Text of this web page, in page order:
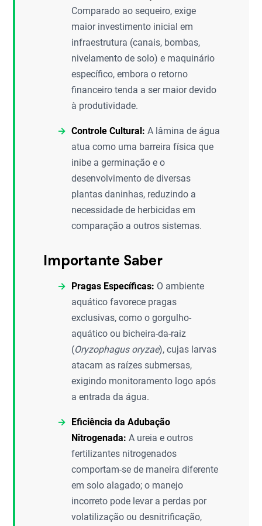
Comparado ao sequeiro, exige
maior investimento inicial em
infraestrutura (canais, bombas,
nivelamento de solo) e maquinário
específico, embora o retorno
financeiro tenda a ser maior devido
à produtividade.
Controle Cultural: A lâmina de água
atua como uma barreira física que
inibe a germinação e o
desenvolvimento de diversas
plantas daninhas, reduzindo a
necessidade de herbicidas em
comparação a outros sistemas.
Importante Saber
Pragas Específicas: O ambiente
aquático favorece pragas
exclusivas, como o gorgulho-
aquático ou bicheira-da-raiz
(Oryzophagus oryzae), cujas larvas
atacam as raízes submersas,
exigindo monitoramento logo após
a entrada da água.
Eficiência da Adubação
Nitrogenada: A ureia e outros
fertilizantes nitrogenados
comportam-se de maneira diferente
em solo alagado; o manejo
incorreto pode levar a perdas por
volatilização ou desnitrificação,